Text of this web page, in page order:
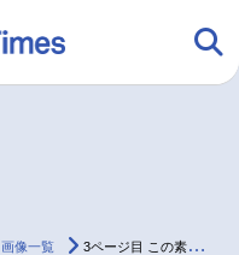
グッズ 映画
画像一覧 3ページ目 この素晴らしい世界に祝福を！３の画像をまとめました